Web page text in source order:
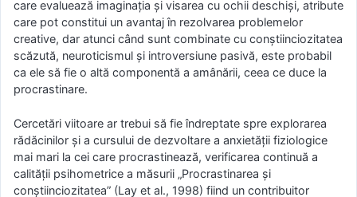
care evaluează imaginația și visarea cu ochii deschiși, atribute
care pot constitui un avantaj în rezolvarea problemelor
creative, dar atunci când sunt combinate cu conștiinciozitatea
scăzută, neuroticismul și introversiune pasivă, este probabil
ca ele să fie o altă componentă a amânării, ceea ce duce la
procrastinare.
Cercetări viitoare ar trebui să fie îndreptate spre explorarea
rădăcinilor și a cursului de dezvoltare a anxietății fiziologice
mai mari la cei care procrastinează, verificarea continuă a
calității psihometrice a măsurii „Procrastinarea și
conștiinciozitatea” (Lay et al., 1998) fiind un contribuitor